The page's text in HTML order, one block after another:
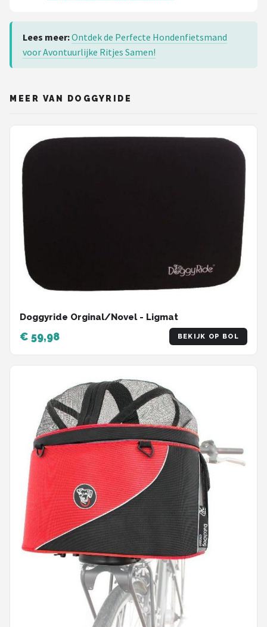
Lees meer:Ontdek de Perfecte Hondenfietsmand
voor Avontuurlijke Ritjes Samen!
MEER VAN DOGGYRIDE
Doggyride Orginal/Novel - Ligmat
€ 59,98 BEKIJK OP BOL